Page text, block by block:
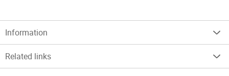
Information
Related links